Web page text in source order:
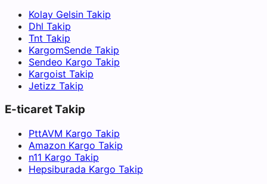
Kolay Gelsin Takip
Dhl Takip
Tnt Takip
KargomSende Takip
Sendeo Kargo Takip
Kargoist Takip
Jetizz Takip
E-ticaret Takip
PttAVM Kargo Takip
Amazon Kargo Takip
n11 Kargo Takip
Hepsiburada Kargo Takip